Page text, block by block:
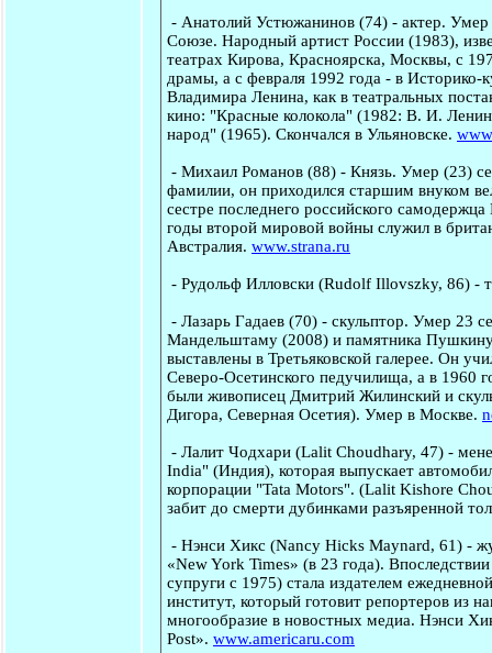
- Анатолий Устюжанинов (74) - актер.
Союзе. Народный артист России (1983),
театрах Кирова, Красноярска, Москвы, с
драмы, а с февраля 1992 года - в
Владимира Ленина, как в театральных
кино: "Красные колокола" (1982: В. И.
народ" (1965). Скончался в Ульяновске.
-Михаил Романов (88) - Князь. Умер (23)
фамилии, он приходился старшим внуком
сестре последнего российского
годы второй мировой войны служил в
Австралия.www.strana.ru
-Рудольф Илловски (Rudolf Illovszky, 86) -
-Лазарь Гадаев (70) - скульптор. Умер 23
Мандельштаму (2008) и памятника
выставлены в Третьяковской галерее. Он
Северо-Осетинского педучилища, а в 1960
были живописец Дмитрий Жилинский и
Дигора, Северная Осетия). Умер в Москве.
-Лалит Чодхари (Lalit Choudhary, 47) -
India" (Индия), которая выпускает
корпорации "Tata Motors". (Lalit Kishore
забит до смерти дубинками разъяренной
-Нэнси Хикс (Nancy Hicks Maynard, 61) -
«New York Times» (в 23 года).
супруги с 1975) стала издателем
институт, который готовит репортеров из
многообразие в новостных медиа. Нэнси
Post».www.americaru.com